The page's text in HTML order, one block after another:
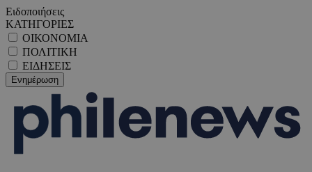
Ειδοποιήσεις
ΚΑΤΗΓΟΡΙΕΣ
ΟΙΚΟΝΟΜΙΑ
ΠΟΛΙΤΙΚΗ
ΕΙΔΗΣΕΙΣ